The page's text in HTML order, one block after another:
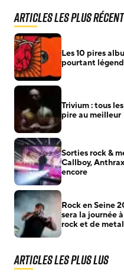
Articles les plus
Les 10 pires
pourtant
Trivium : tous
pire au meilleur
Sorties rock &
Callboy,
encore
Rock en Seine
sera la journée
rock et de metal
Articles les plus lus